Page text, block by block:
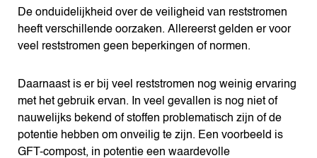
De onduidelijkheid over de veiligheid van reststromen
heeft verschillende oorzaken. Allereerst gelden er voor
veel reststromen geen beperkingen of normen.
Daarnaast is er bij veel reststromen nog weinig ervaring
met het gebruik ervan. In veel gevallen is nog niet of
nauwelijks bekend of stoffen problematisch zijn of de
potentie hebben om onveilig te zijn. Een voorbeeld is
GFT-compost, in potentie een waardevolle